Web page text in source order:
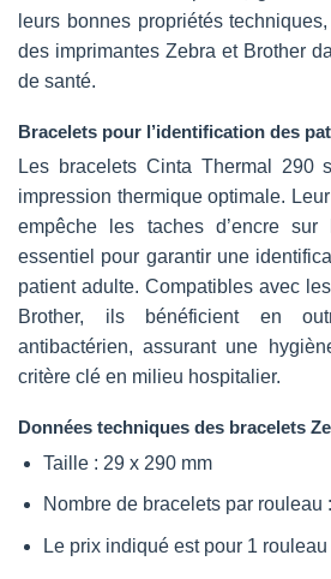
leurs bonnes propriétés
des imprimantes Zebra et Brother
de santé.
Bracelets pour l’identification des
Les bracelets Cinta Thermal 290
impression thermique optimale.
empêche les taches d’encre
essentiel pour garantir une
patient adulte. Compatibles avec
Brother, ils bénéficient en
antibactérien, assurant une
critère clé en milieu hospitalier.
Données techniques des bracelets
Taille : 29 x 290 mm
Nombre de bracelets par rouleau
Le prix indiqué est pour 1 rouleau